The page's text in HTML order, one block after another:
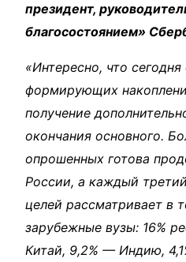
президент,
благосостоянием»
«Интересно, что
формирующих
получение
окончания основного.
опрошенных готова
России, а каждый
целей рассматривает в
зарубежные вузы: 16%
Китай, 9,2% — Индию,